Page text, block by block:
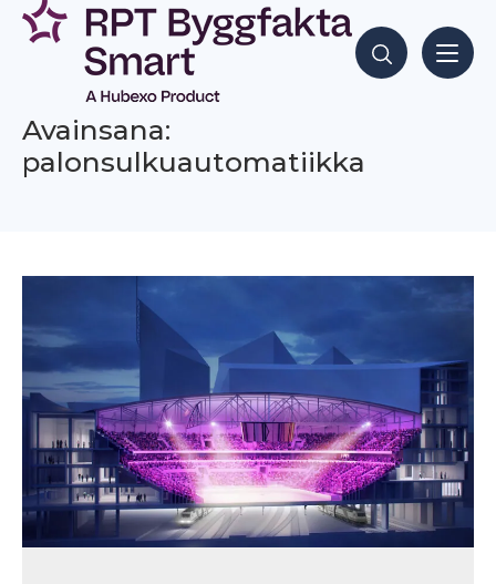
Siirry
sisältöön
Hae sisältöjä
Avainsana:
palonsulkuautomatiikka